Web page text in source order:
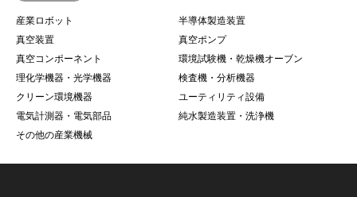
産業ロボット
半導体製造装置
真空装置
真空ポンプ
真空コンポーネント
環境試験機・乾燥機オーブン
理化学機器・光学機器
検査機・分析機器
クリーン環境機器
ユーティリティ設備
電気計測器・電気部品
純水製造装置・洗浄機
その他の産業機械